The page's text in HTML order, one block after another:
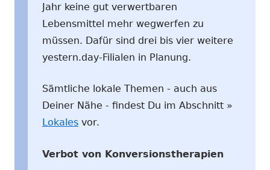
Jahr keine gut verwertbaren
Lebensmittel mehr wegwerfen zu
müssen. Dafür sind drei bis vier weitere
yestern.day-Filialen in Planung.
Sämtliche lokale Themen - auch aus
Deiner Nähe - findest Du im Abschnitt »
Lokales vor.
Verbot von Konversionstherapien